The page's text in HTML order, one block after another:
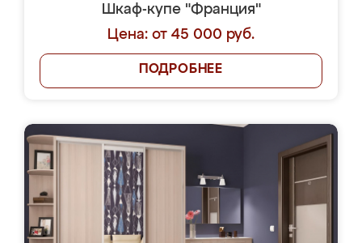
Шкаф-купе "Франция"
Цена: от 45 000 руб.
ПОДРОБНЕЕ